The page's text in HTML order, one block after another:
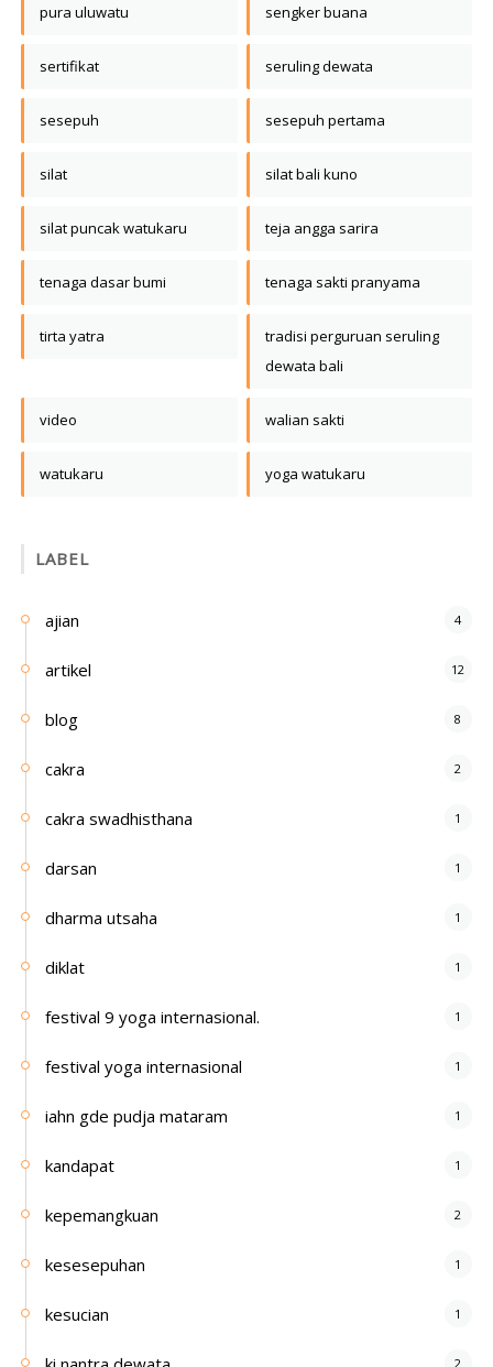
pura uluwatu sengker buana
sertifikat seruling dewata
sesepuh sesepuh pertama
silat silat bali kuno
silat puncak watukaru teja angga sarira
tenaga dasar bumi tenaga sakti pranyama
tirta yatra
tradisi perguruan seruling
dewata bali
video walian sakti
watukaru yoga watukaru
LABEL
ajian 4
artikel 12
blog 8
cakra 2
cakra swadhisthana 1
darsan 1
dharma utsaha 1
diklat 1
festival 9 yoga internasional. 1
festival yoga internasional 1
iahn gde pudja mataram 1
kandapat 1
kepemangkuan 2
kesesepuhan 1
kesucian 1
2